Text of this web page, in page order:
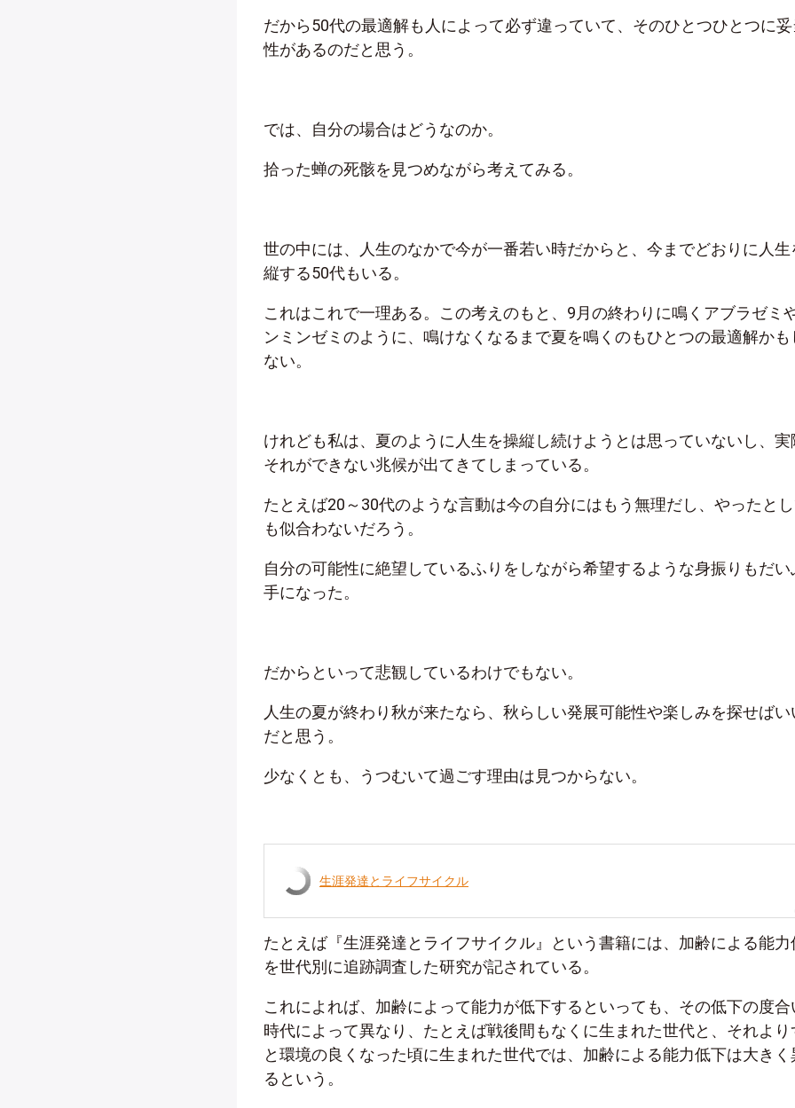
だから50代の最適解も人によって必ず違っていて、そのひとつひとつに
性があるのだと思う。
では、自分の場合はどうなのか。
拾った蝉の死骸を見つめながら考えてみる。
世の中には、人生のなかで今が一番若い時だからと、今までどおりに人生
縦する50代もいる。
これはこれで一理ある。この考えのもと、9月の終わりに鳴くアブラゼミ
ンミンゼミのように、鳴けなくなるまで夏を鳴くのもひとつの最適解かも
ない。
けれども私は、夏のように人生を操縦し続けようとは思っていないし、実
それができない兆候が出てきてしまっている。
たとえば20～30代のような言動は今の自分にはもう無理だし、やったと
も似合わないだろう。
自分の可能性に絶望しているふりをしながら希望するような身振りもだい
手になった。
だからといって悲観しているわけでもない。
人生の夏が終わり秋が来たなら、秋らしい発展可能性や楽しみを探せばい
だと思う。
少なくとも、うつむいて過ごす理由は見つからない。
生涯発達とライフサイクル
たとえば『生涯発達とライフサイクル』という書籍には、加齢による能力
を世代別に追跡調査した研究が記されている。
これによれば、加齢によって能力が低下するといっても、その低下の度合
時代によって異なり、たとえば戦後間もなくに生まれた世代と、それより
と環境の良くなった頃に生まれた世代では、加齢による能力低下は大きく
るという。